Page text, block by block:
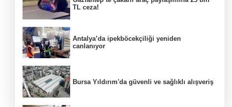
TL ceza!
Antalya’da ipekböcekçiliği yeniden
canlanıyor
Bursa Yıldırım'da güvenli ve sağlıklı alışveriş